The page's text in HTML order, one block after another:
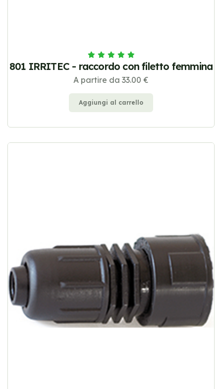
801 IRRITEC - raccordo con filetto femmina
A partire da 33.00 €
Aggiungi al carrello